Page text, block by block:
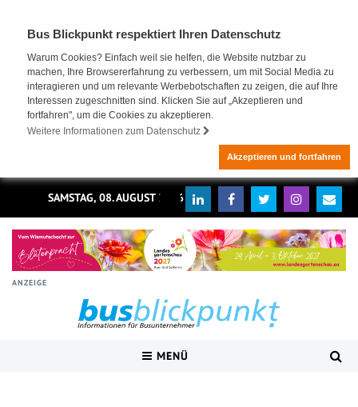
Bus Blickpunkt respektiert Ihren Datenschutz
Warum Cookies? Einfach weil sie helfen, die Website nutzbar zu
machen, Ihre Browsererfahrung zu verbessern, um mit Social Media zu
interagieren und um relevante Werbebotschaften zu zeigen, die auf Ihre
Interessen zugeschnitten sind. Klicken Sie auf „Akzeptieren und
fortfahren", um die Cookies zu akzeptieren.
Weitere Informationen zum Datenschutz
Akzeptieren und fortfahren
SAMSTAG, 08. AUGUST 2026
ANZEIGE
MENÜ